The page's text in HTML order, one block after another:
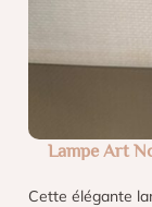
Lampe Art
Cette élégante